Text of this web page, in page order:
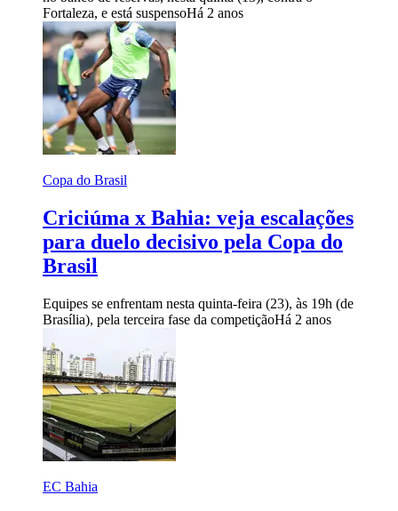
Fortaleza, e está suspensoHá 2 anos
Copa do Brasil
Criciúma x Bahia: veja escalações
para duelo decisivo pela Copa do
Brasil
Equipes se enfrentam nesta quinta-feira (23), às 19h (de
Brasília), pela terceira fase da competiçãoHá 2 anos
EC Bahia